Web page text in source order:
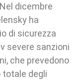
dicembre
ha
di sicurezza
severe sanzioni
che prevedono
totale degli